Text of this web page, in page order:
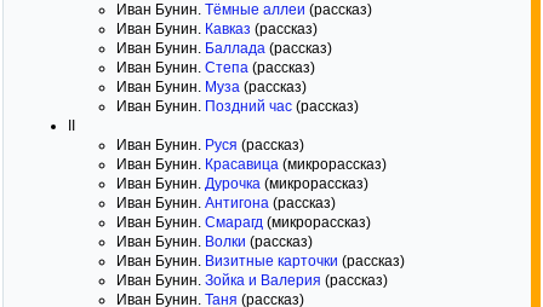
Иван Бунин. Тёмные аллеи (рассказ)
Иван Бунин. Кавказ (рассказ)
Иван Бунин. Баллада (рассказ)
Иван Бунин. Степа (рассказ)
Иван Бунин. Муза (рассказ)
Иван Бунин. Поздний час (рассказ)
Иван Бунин. Руся (рассказ)
Иван Бунин. Красавица (микрорассказ)
Иван Бунин. Дурочка (микрорассказ)
Иван Бунин. Антигона (рассказ)
Иван Бунин. Смарагд (микрорассказ)
Иван Бунин. Волки (рассказ)
Иван Бунин. Визитные карточки (рассказ)
Иван Бунин. Зойка и Валерия (рассказ)
Иван Бунин. Таня (рассказ)